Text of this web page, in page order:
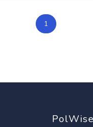
1
PolWise